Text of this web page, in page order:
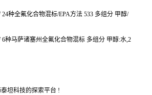
24种全氟化合物混标/EPA方法 533 多组分 甲醇/
6种马萨诸塞州全氟化合物混标 多组分 甲醇:水,2
坦科技的探索平台 !